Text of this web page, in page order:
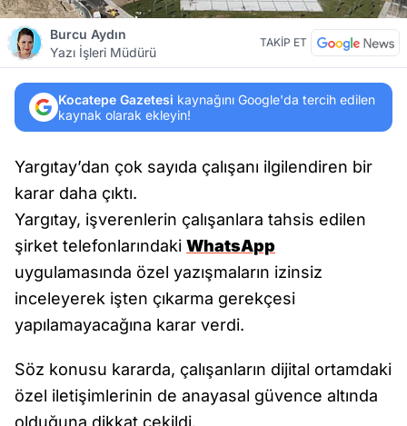
Burcu Aydın
Yazı İşleri Müdürü
TAKİP ET
Kocatepe Gazetesi kaynağını Google'da tercih edilen
kaynak olarak ekleyin!
Yargıtay’dan çok sayıda çalışanı ilgilendiren bir
karar daha çıktı.
Yargıtay, işverenlerin çalışanlara tahsis edilen
şirket telefonlarındaki WhatsApp
uygulamasında özel yazışmaların izinsiz
inceleyerek işten çıkarma gerekçesi
yapılamayacağına karar verdi.
Söz konusu kararda, çalışanların dijital ortamdaki
özel iletişimlerinin de anayasal güvence altında
olduğuna dikkat çekildi.